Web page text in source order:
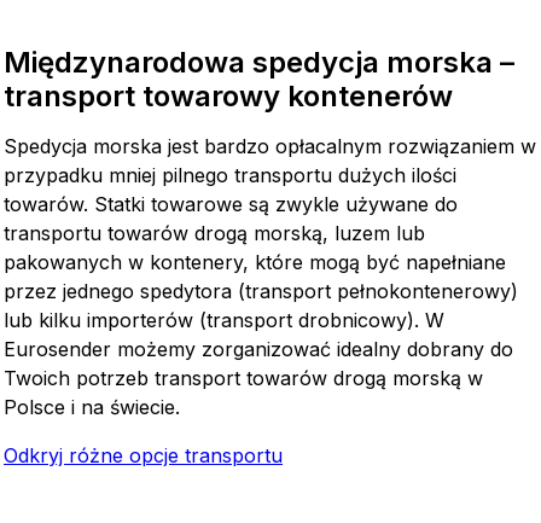
Międzynarodowa spedycja morska –
transport towarowy kontenerów
Spedycja morska jest bardzo opłacalnym rozwiązaniem w
przypadku mniej pilnego transportu dużych ilości
towarów. Statki towarowe są zwykle używane do
transportu towarów drogą morską, luzem lub
pakowanych w kontenery, które mogą być napełniane
przez jednego spedytora (transport pełnokontenerowy)
lub kilku importerów (transport drobnicowy). W
Eurosender możemy zorganizować idealny dobrany do
Twoich potrzeb transport towarów drogą morską w
Polsce i na świecie.
Odkryj różne opcje transportu